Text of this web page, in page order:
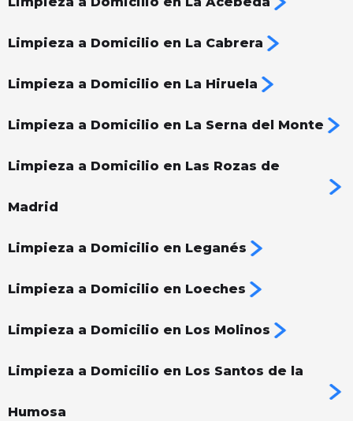
Limpieza a Domicilio en La Cabrera
Limpieza a Domicilio en La Hiruela
Limpieza a Domicilio en La Serna del Monte
Limpieza a Domicilio en Las Rozas de
Madrid
Limpieza a Domicilio en Leganés
Limpieza a Domicilio en Loeches
Limpieza a Domicilio en Los Molinos
Limpieza a Domicilio en Los Santos de la
Humosa